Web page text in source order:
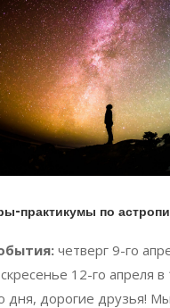
практикумы по
четверг 9-го
12-го апреля в
дня, дорогие друзья!